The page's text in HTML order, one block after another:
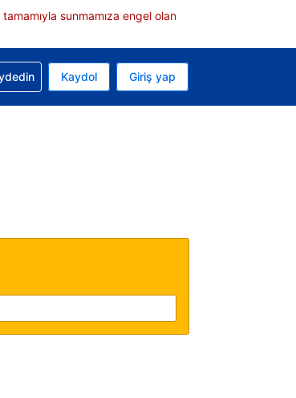
sunmamıza engel olan
biriminiz ABD doları
Türkçe
ilgili yardım alın
Kaydol Giriş yap